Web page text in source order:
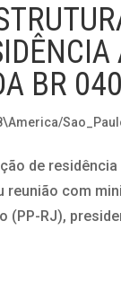
BR 040
de
reunião com
(PP-RJ),